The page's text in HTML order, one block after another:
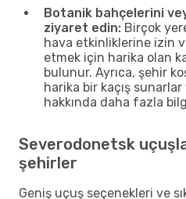
Botanik bahçelerini
ziyaret edin: Birçok
hava etkinliklerine izin
etmek için harika olan
bulunur. Ayrıca, şehir
harika bir kaçış
hakkında daha fazla
Severodonetsk
şehirler
Geniş uçuş seçenekleri ve